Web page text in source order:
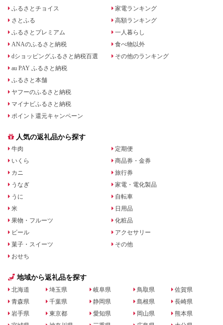
ふるさとチョイス
さとふる
ふるさとプレミアム
ANAのふるさと納税
dショッピングふるさと納税百選
au PAY ふるさと納税
ふるさと本舗
ヤフーのふるさと納税
マイナビふるさと納税
ポイント還元キャンペーン
家電ランキング
高額ランキング
一人暮らし
食べ物以外
その他のランキング
人気の返礼品から探す
牛肉
いくら
カニ
うなぎ
うに
米
果物・フルーツ
ビール
菓子・スイーツ
おせち
定期便
商品券・金券
旅行券
家電・電化製品
自転車
日用品
化粧品
アクセサリー
その他
地域から返礼品を探す
北海道
青森県
岩手県
埼玉県
千葉県
東京都
岐阜県
静岡県
愛知県
鳥取県
島根県
岡山県
佐賀県
長崎県
熊本県